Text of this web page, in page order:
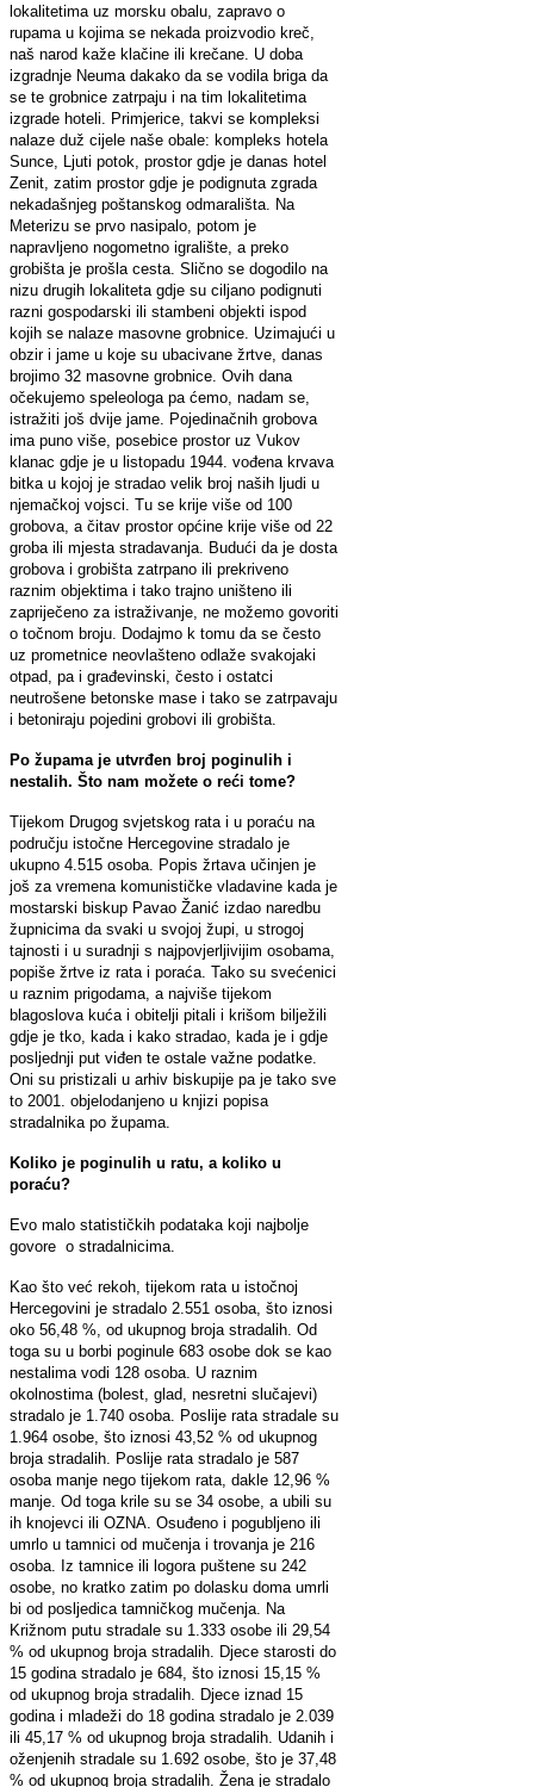
lokalitetima uz morsku obalu, zapravo o
rupama u kojima se nekada proizvodio kreč,
naš narod kaže klačine ili krečane. U doba
izgradnje Neuma dakako da se vodila briga da
se te grobnice zatrpaju i na tim lokalitetima
izgrade hoteli. Primjerice, takvi se kompleksi
nalaze duž cijele naše obale: kompleks hotela
Sunce, Ljuti potok, prostor gdje je danas hotel
Zenit, zatim prostor gdje je podignuta zgrada
nekadašnjeg poštanskog odmarališta. Na
Meterizu se prvo nasipalo, potom je
napravljeno nogometno igralište, a preko
grobišta je prošla cesta. Slično se dogodilo na
nizu drugih lokaliteta gdje su ciljano podignuti
razni gospodarski ili stambeni objekti ispod
kojih se nalaze masovne grobnice. Uzimajući u
obzir i jame u koje su ubacivane žrtve, danas
brojimo 32 masovne grobnice. Ovih dana
očekujemo speleologa pa ćemo, nadam se,
istražiti još dvije jame. Pojedinačnih grobova
ima puno više, posebice prostor uz Vukov
klanac gdje je u listopadu 1944. vođena krvava
bitka u kojoj je stradao velik broj naših ljudi u
njemačkoj vojsci. Tu se krije više od 100
grobova, a čitav prostor općine krije više od 22
groba ili mjesta stradavanja. Budući da je dosta
grobova i grobišta zatrpano ili prekriveno
raznim objektima i tako trajno uništeno ili
zapriječeno za istraživanje, ne možemo govoriti
o točnom broju. Dodajmo k tomu da se često
uz prometnice neovlašteno odlaže svakojaki
otpad, pa i građevinski, često i ostatci
neutrošene betonske mase i tako se zatrpavaju
i betoniraju pojedini grobovi ili grobišta.
Po župama je utvrđen broj poginulih i
nestalih. Što nam možete o reći tome?
Tijekom Drugog svjetskog rata i u poraću na
području istočne Hercegovine stradalo je
ukupno 4.515 osoba. Popis žrtava učinjen je
još za vremena komunističke vladavine kada je
mostarski biskup Pavao Žanić izdao naredbu
župnicima da svaki u svojoj župi, u strogoj
tajnosti i u suradnji s najpovjerljivijim osobama,
popiše žrtve iz rata i poraća. Tako su svećenici
u raznim prigodama, a najviše tijekom
blagoslova kuća i obitelji pitali i krišom bilježili
gdje je tko, kada i kako stradao, kada je i gdje
posljednji put viđen te ostale važne podatke.
Oni su pristizali u arhiv biskupije pa je tako sve
to 2001. objelodanjeno u knjizi popisa
stradalnika po župama.
Koliko je poginulih u ratu, a koliko u
poraću?
Evo malo statističkih podataka koji najbolje
govore o stradalnicima.
Kao što već rekoh, tijekom rata u istočnoj
Hercegovini je stradalo 2.551 osoba, što iznosi
oko 56,48 %, od ukupnog broja stradalih. Od
toga su u borbi poginule 683 osobe dok se kao
nestalima vodi 128 osoba. U raznim
okolnostima (bolest, glad, nesretni slučajevi)
stradalo je 1.740 osoba. Poslije rata stradale su
1.964 osobe, što iznosi 43,52 % od ukupnog
broja stradalih. Poslije rata stradalo je 587
osoba manje nego tijekom rata, dakle 12,96 %
manje. Od toga krile su se 34 osobe, a ubili su
ih knojevci ili OZNA. Osuđeno i pogubljeno ili
umrlo u tamnici od mučenja i trovanja je 216
osoba. Iz tamnice ili logora puštene su 242
osobe, no kratko zatim po dolasku doma umrli
bi od posljedica tamničkog mučenja. Na
Križnom putu stradale su 1.333 osobe ili 29,54
% od ukupnog broja stradalih. Djece starosti do
15 godina stradalo je 684, što iznosi 15,15 %
od ukupnog broja stradalih. Djece iznad 15
godina i mladeži do 18 godina stradalo je 2.039
ili 45,17 % od ukupnog broja stradalih. Udanih i
oženjenih stradale su 1.692 osobe, što je 37,48
% od ukupnog broja stradalih. Žena je stradalo